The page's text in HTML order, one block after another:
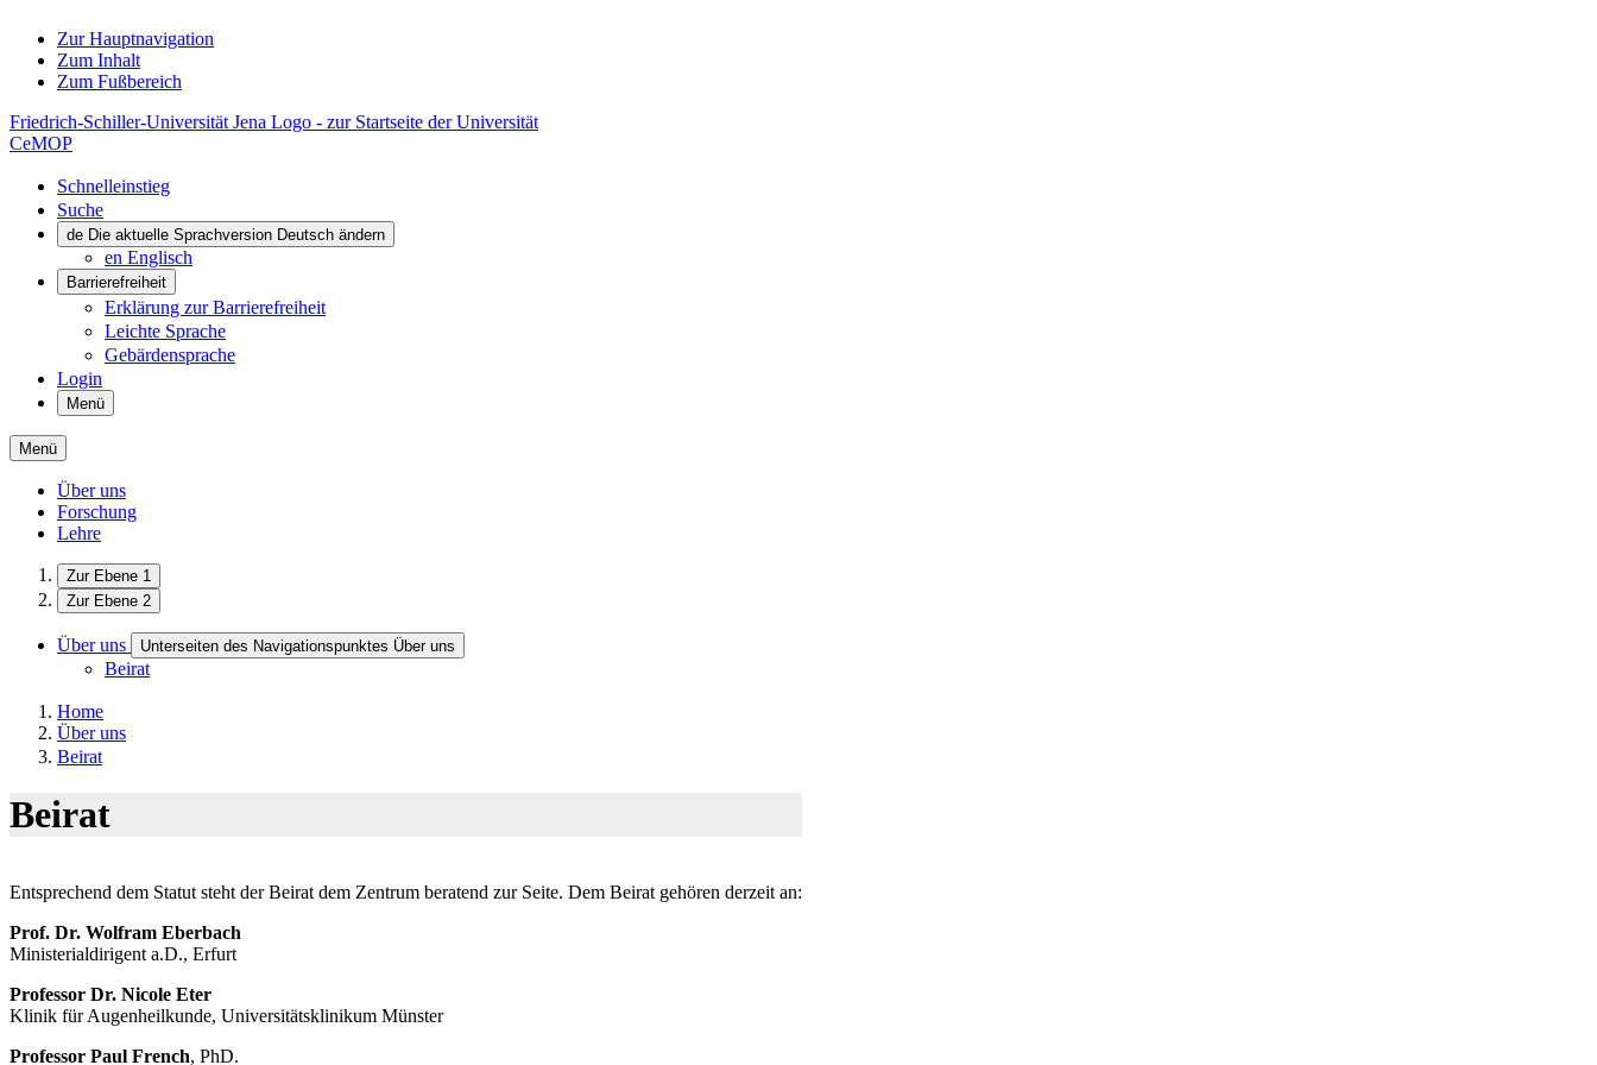
Zur Hauptnavigation
Zum Inhalt
Zum Fußbereich
Friedrich-Schiller-Universität Jena Logo - zur Startseite der Universität
CeMOP
Schnelleinstieg
Suche
de Die aktuelle Sprachversion Deutsch ändern
en Englisch
Barrierefreiheit
Erklärung zur Barrierefreiheit
Leichte Sprache
Gebärdensprache
Login
Menü
Menü
Über uns
Forschung
Lehre
Zur Ebene 1
Zur Ebene 2
Über uns Unterseiten des Navigationspunktes Über uns
Beirat
Home
Über uns
Beirat
Beirat
Entsprechend dem Statut steht der Beirat dem Zentrum beratend zur Seite. Dem Beirat gehören derzeit an:
Prof. Dr. Wolfram Eberbach
Ministerialdirigent a.D., Erfurt
Professor Dr. Nicole Eter
Klinik für Augenheilkunde, Universitätsklinikum Münster
Professor Paul French, PhD.